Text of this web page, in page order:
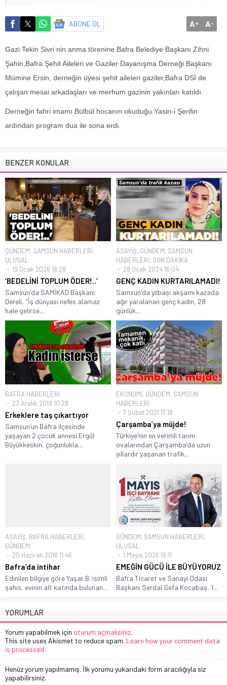
ABONE OL A+ A-
Gazi Tekin Sivri nin anma törenine Bafra Belediye Başkanı Zihni
Şahin,Bafra Şehit Aileleri ve Gaziler Dayanışma Derneği Başkanı
Mümine Ersin, derneğin üyesi şehit aileleri gaziler,Bafra DSİ de
çalışan mesai arkadaşları ve merhum gazinin yakınları katıldı.
Derneğin fahri imamı Bülbül hocanın okuduğu Yasin-i Şerifin
ardından program dua ile sona erdi.
BENZER KONULAR
GÜNDEM, SAMSUN HABERLERİ,
ULUSAL
19 Ocak 2026 18:28
‘BEDELİNİ TOPLUM ÖDER!..’
Samsun'da SAMİKAD Başkanı
Dereli, "İş dünyası nefes alamaz
hale gelirse...
ASAYİŞ, GÜNDEM, SAMSUN
HABERLERİ, SON DAKİKA
28 Ocak 2024 16:04
GENÇ KADIN KURTARILAMADI!
Samsun'da yılbaşı akşamı kazada
ağır yaralanan genç kadın, 28
günlük...
BAFRA HABERLERİ
23 Aralık 2019 10:28
Erkeklere taş çıkartıyor
Samsun’un Bafra ilçesinde
yaşayan 2 çocuk annesi Ergül
Büyükkeskin, çoğunlukla...
EKONOMİ, GÜNDEM, SAMSUN
HABERLERİ
7 Şubat 2021 17:18
Çarşamba’ya müjde!
Türkiye’nin en verimli tarım
ovalarından Çarşamba’da uzun
yıllardır yaşanan trafik...
ASAYİŞ, BAFRA HABERLERİ,
GÜNDEM
20 Haziran 2016 11:46
Bafra’da intihar
Edinilen bilgiye göre Yaşar.B. isimli
şahıs, evinin alt katında bulunan...
GÜNDEM, SAMSUN HABERLERİ,
ULUSAL
1 Mayıs 2026 16:11
EMEĞİN GÜCÜ İLE BÜYÜYORUZ
Bafra Ticaret ve Sanayi Odası
Başkanı Serdal Sefa Kocabaş, 1...
YORUMLAR
Yorum yapabilmek için oturum açmalısınız.
This site uses Akismet to reduce spam. Learn how your comment data
is processed.
Henüz yorum yapılmamış. İlk yorumu yukarıdaki form aracılığıyla siz
yapabilirsiniz.